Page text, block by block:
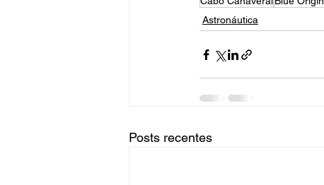
Astronáutica
Posts recentes